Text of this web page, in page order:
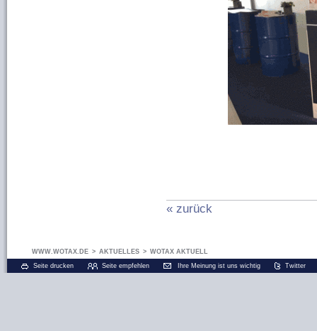
« zurück
WWW.WOTAX.DE > AKTUELLES > WOTAX AKTUELL
Seite drucken
Seite empfehlen Ihre Meinung ist uns wichtig Twitter